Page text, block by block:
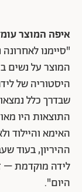
איפה המוצר
"סיימנו
המוצר על נשים
היסטוריה של
שבדרך כלל
התוצאות היו
האימא והיילוד
ההיריון, בעוד
לידה מוקדמת –
היום".